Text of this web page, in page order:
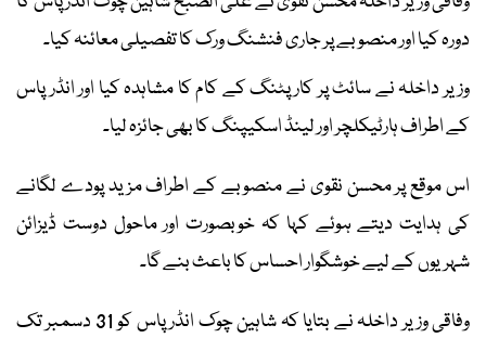
دورہ کیا اور منصوبے پر جاری فنشنگ ورک کا تفصیلی معائنہ کیا۔
وزیر داخلہ نے سائٹ پر کارپٹنگ کے کام کا مشاہدہ کیا اور انڈر پاس
کے اطراف ہارٹیکلچر اور لینڈ اسکیپنگ کا بھی جائزہ لیا۔
اس موقع پر محسن نقوی نے منصوبے کے اطراف مزید پودے لگانے
کی ہدایت دیتے ہوئے کہا کہ خوبصورت اور ماحول دوست ڈیزائن
شہریوں کے لیے خوشگوار احساس کا باعث بنے گا۔
وفاقی وزیر داخلہ نے بتایا کہ شاہین چوک انڈر پاس کو 31 دسمبر تک